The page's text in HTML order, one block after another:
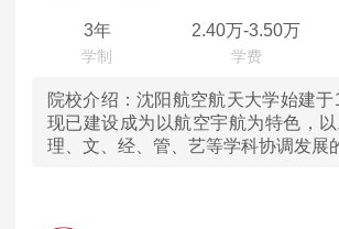
MTA旅游管理
院校库 考试报名 招生政策 学制
考试真题
报考经验 招生简章
上海
江苏
3年 2.40万-3.50万
院校介绍： 沈阳航空航天大学始建于
现已建设成为以航空宇航为特色，以
理、文、经、管、艺等学科协调发展